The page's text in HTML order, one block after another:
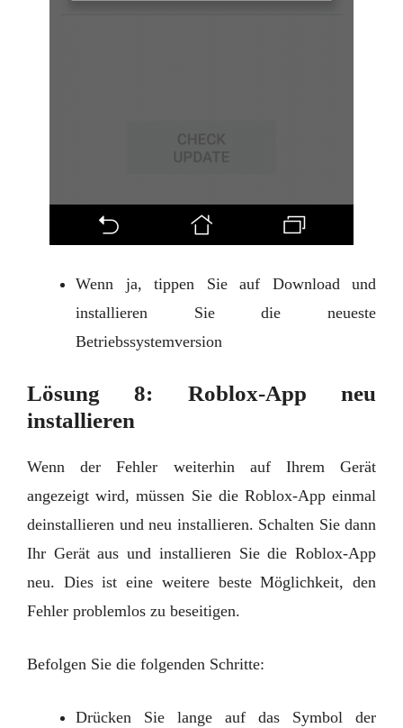
Wenn ja, tippen Sie auf Download und
installieren Sie die neueste
Betriebssystemversion
Lösung 8: Roblox-App neu
installieren
Wenn der Fehler weiterhin auf Ihrem Gerät
angezeigt wird, müssen Sie die Roblox-App einmal
deinstallieren und neu installieren. Schalten Sie dann
Ihr Gerät aus und installieren Sie die Roblox-App
neu. Dies ist eine weitere beste Möglichkeit, den
Fehler problemlos zu beseitigen.
Befolgen Sie die folgenden Schritte:
Drücken Sie lange auf das Symbol der